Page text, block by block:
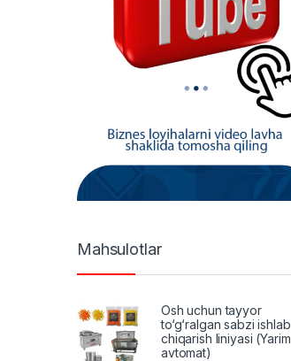
Mahsulotlar
Osh uchun tayyor
to‘g‘ralgan sabzi ishlab
chiqarish liniyasi (Yarim
avtomat)